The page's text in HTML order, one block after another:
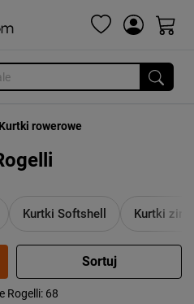
Kurtki rowerowe
Kurtki Softshell Kurtki
Rogelli: 68